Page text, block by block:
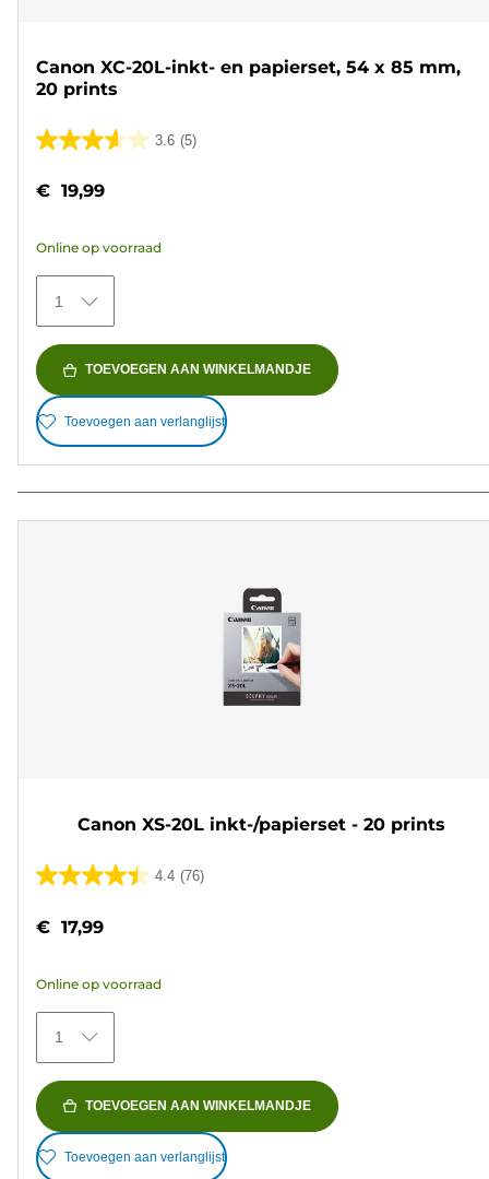
Canon XC-20L-inkt- en papierset, 54 x 85 mm,
20 prints
3.6 (5)
3.6
de
sterren.
5
beoordelingen
€ 19,99
Online op voorraad
1
TOEVOEGEN AAN WINKELMANDJE
Toevoegen aan verlanglijst
Canon XS-20L inkt-/papierset - 20 prints
4.4 (76)
4.4
de
sterren.
76
beoordelingen
€ 17,99
Online op voorraad
1
TOEVOEGEN AAN WINKELMANDJE
Toevoegen aan verlanglijst